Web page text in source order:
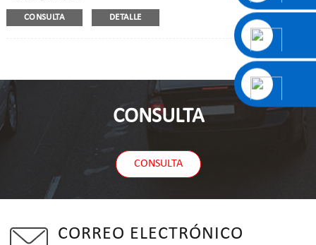
CONSULTA DETALLE
CONSULTA
CONSULTA
CORREO ELECTRÓNICO